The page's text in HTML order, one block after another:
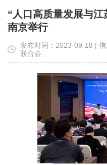
“人口高质量发展与
南京举行
发布时间：2023-09-18 |
联合会